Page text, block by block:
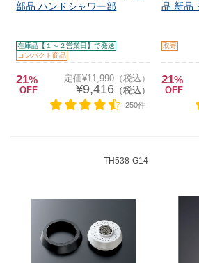
部品 ハンドシャワー部
在庫品【１～２営業日】で発送
コンパクト商品
21%
OFF
定価¥11,990（税込）
¥9,416（税込）
250件
品 新品
取寄
21%
OFF
TH538-G14